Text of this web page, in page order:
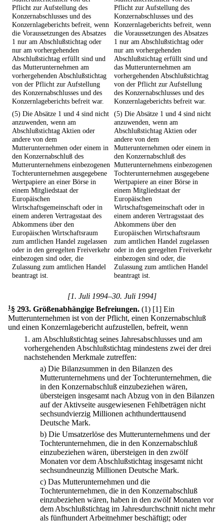
Pflicht zur Aufstellung des
Konzernabschlusses und des
Konzernlageberichts befreit, wenn
die Voraussetzungen des Absatzes
1 nur am Abschlußstichtag oder
nur am vorhergehenden
Abschlußstichtag erfüllt sind und
das Mutterunternehmen am
vorhergehenden Abschlußstichtag
von der Pflicht zur Aufstellung
des Konzernabschlusses und des
Konzernlageberichts befreit war.
Pflicht zur Aufstellung des
Konzernabschlusses und des
Konzernlageberichts befreit, wenn
die Voraussetzungen des Absatzes
1 nur am Abschlußstichtag oder
nur am vorhergehenden
Abschlußstichtag erfüllt sind und
das Mutterunternehmen am
vorhergehenden Abschlußstichtag
von der Pflicht zur Aufstellung
des Konzernabschlusses und des
Konzernlageberichts befreit war.
(5) Die Absätze 1 und 4 sind nicht
anzuwenden, wenn am
Abschlußstichtag Aktien oder
andere von dem
Mutterunternehmen oder einem in
den Konzernabschluß des
Mutterunternehmens einbezogenen
Tochterunternehmen ausgegebene
Wertpapiere an einer Börse in
einem Mitgliedstaat der
Europäischen
Wirtschaftsgemeinschaft oder in
einem anderen Vertragsstaat des
Abkommens über den
Europäischen Wirtschaftsraum
zum amtlichen Handel zugelassen
oder in den geregelten Freiverkehr
einbezogen sind oder, die
Zulassung zum amtlichen Handel
beantragt ist.
(5) Die Absätze 1 und 4 sind nicht
anzuwenden, wenn am
Abschlußstichtag Aktien oder
andere von dem
Mutterunternehmen oder einem in
den Konzernabschluß des
Mutterunternehmens einbezogenen
Tochterunternehmen ausgegebene
Wertpapiere an einer Börse in
einem Mitgliedstaat der
Europäischen
Wirtschaftsgemeinschaft oder in
einem anderen Vertragsstaat des
Abkommens über den
Europäischen Wirtschaftsraum
zum amtlichen Handel zugelassen
oder in den geregelten Freiverkehr
einbezogen sind oder, die
Zulassung zum amtlichen Handel
beantragt ist.
[1. Juli 1994–30. Juli 1994]
1§ 293. Größenabhängige Befreiungen. (1) [1] Ein
Mutterunternehmen ist von der Pflicht, einen Konzernabschluß
und einen Konzernlagebericht aufzustellen, befreit, wenn
1. am Abschlußstichtag seines Jahresabschlusses und am
vorhergehenden Abschlußstichtag mindestens zwei der drei
nachstehenden Merkmale zutreffen:
a) Die Bilanzsummen in den Bilanzen des
Mutterunternehmens und der Tochterunternehmen, die
in den Konzernabschluß einzubeziehen wären,
übersteigen insgesamt nach Abzug von in den Bilanzen
auf der Aktivseite ausgewiesenen Fehlbeträgen nicht
sechsundvierzig Millionen achthunderttausend
Deutsche Mark.
b) Die Umsatzerlöse des Mutterunternehmens und der
Tochterunternehmen, die in den Konzernabschluß
einzubeziehen wären, übersteigen in den zwölf
Monaten vor dem Abschlußstichtag insgesamt nicht
sechsundneunzig Millionen Deutsche Mark.
c) Das Mutterunternehmen und die
Tochterunternehmen, die in den Konzernabschluß
einzubeziehen wären, haben in den zwölf Monaten vor
dem Abschlußstichtag im Jahresdurchschnitt nicht mehr
als fünfhundert Arbeitnehmer beschäftigt; oder